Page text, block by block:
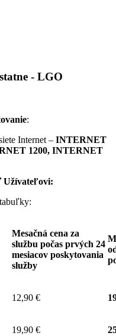
- LGO
:
Internet – INTERNET
1200, INTERNET
Užívateľovi:
Mesačná cena za
službu počas prvých 24
mesiacov poskytovania
služby
12,90 €
19,90 €